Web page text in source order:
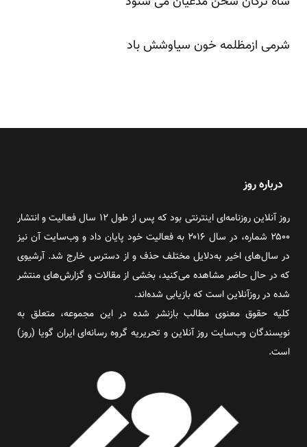
شرمی ازمظلمه خون سیاوشش باد
درباره روز
روز آنلاین روزنامه‌ای اینترنتی بود که پس از طول ۱۲ سال فعالیت و انتشار
۲۵۰۰ شماره، در سال ۲۰۱۶ به فعالیت خود پایان داد و وب‌سایت آن نیز
در سال‌های اخیر به‌دلایل مختلف حذف و از دسترس خارج شد. آرشیوی
که در حال حاضر مشاهده می‌کنید، بخشی از مقالات و گزارش‌های منتشر
شده در روزآنلاین است که بازیابی شده‌اند.
کلیه حقوق معنوی مطالب بازنشر شده در این مجموعه، متعلق به
نویسندگان وب‌سایت روز آنلاین و تحریریه گروه رسانه‌ای ایران گویا (روز)
است.